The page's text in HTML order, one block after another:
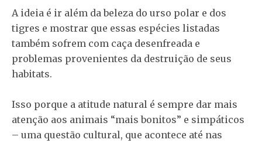
A ideia é ir além da beleza do urso polar e dos
tigres e mostrar que essas espécies listadas
também sofrem com caça desenfreada e
problemas provenientes da destruição de seus
habitats.
Isso porque a atitude natural é sempre dar mais
atenção aos animais “mais bonitos” e simpáticos
– uma questão cultural, que acontece até nas